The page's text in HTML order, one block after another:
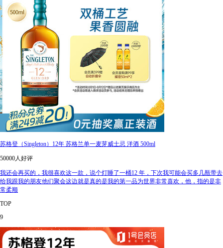
苏格登（Singleton）12年 苏格兰单一麦芽威士忌 洋酒 500ml
50000人好评
我还会再买的，我很喜欢这一款，说个灯睡了一桶12 年，下次我可能会买多几瓶带去
给我跟我的朋友他们聚会这边就是真的是我的第一品为世界非常喜欢，他，指的是非
常柔顺
TOP
9